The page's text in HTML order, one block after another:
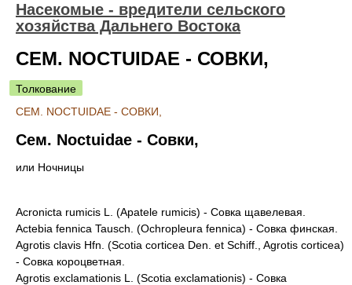
Насекомые - вредители сельского
хозяйства Дальнего Востока
СЕМ. NOCTUIDAE - СОВКИ,
Толкование
СЕМ. NOCTUIDAE - СОВКИ,
Сем. Noctuidae - Совки,
или Ночницы
Acronicta rumicis L. (Apatele rumicis) - Совка щавелевая.
Actebia fennica Tausch. (Ochropleura fennica) - Совка финская.
Agrotis clavis Hfn. (Scotia corticea Den. et Schiff., Agrotis corticea)
- Совка короцветная.
Agrotis exclamationis L. (Scotia exclamationis) - Совка